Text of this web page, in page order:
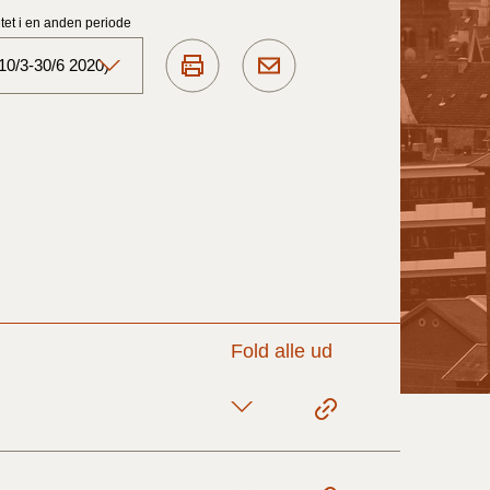
i en anden periode
3-30/6 2020)
Fold alle ud